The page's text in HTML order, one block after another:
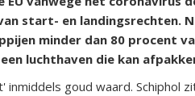
start- en landingsrechten.
minder dan 80 procent
luchthaven die kan
inmiddels goud waard. Schiphol